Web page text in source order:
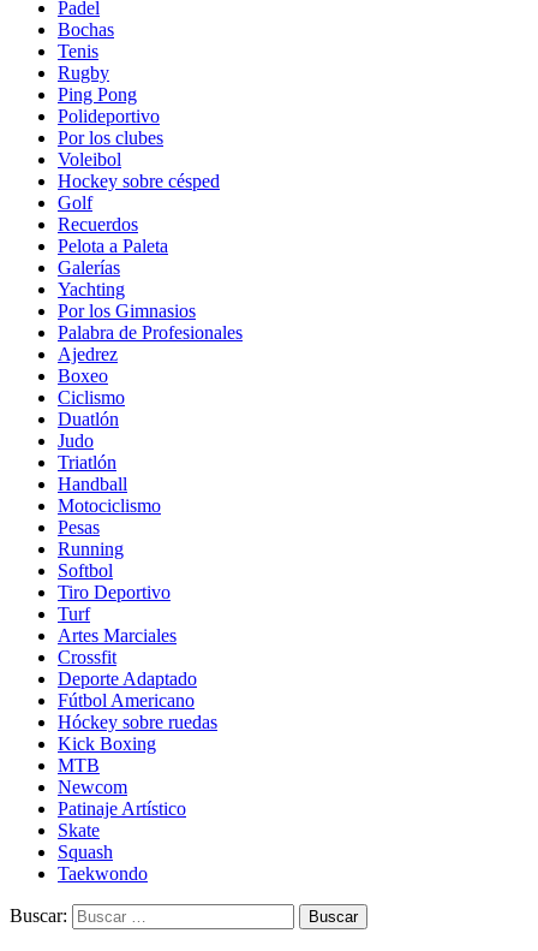
Padel
Bochas
Tenis
Rugby
Ping Pong
Polideportivo
Por los clubes
Voleibol
Hockey sobre césped
Golf
Recuerdos
Pelota a Paleta
Galerías
Yachting
Por los Gimnasios
Palabra de Profesionales
Ajedrez
Boxeo
Ciclismo
Duatlón
Judo
Triatlón
Handball
Motociclismo
Pesas
Running
Softbol
Tiro Deportivo
Turf
Artes Marciales
Crossfit
Deporte Adaptado
Fútbol Americano
Hóckey sobre ruedas
Kick Boxing
MTB
Newcom
Patinaje Artístico
Skate
Squash
Taekwondo
Buscar: